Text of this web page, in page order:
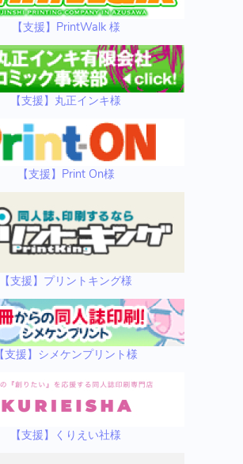
【支援】PrintWalk 様
【支援】丸正インキ様
【支援】Print On様
【支援】プリントキング様
【支援】シメケンプリント様
【支援】くりえい社様